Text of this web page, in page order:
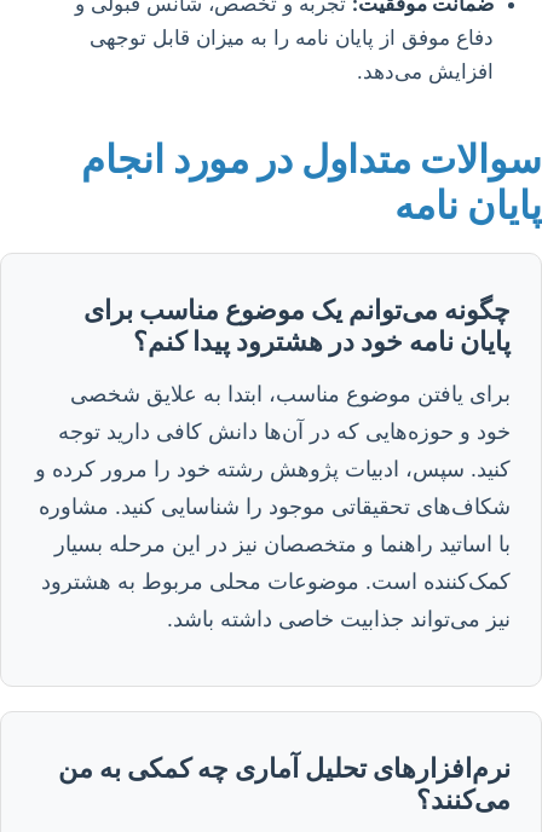
دفاع موفق از پایان نامه را به میزان قابل توجهی
افزایش می‌دهد.
سوالات متداول در مورد انجام
پایان نامه
چگونه می‌توانم یک موضوع مناسب برای
پایان نامه خود در هشترود پیدا کنم؟
برای یافتن موضوع مناسب، ابتدا به علایق شخصی
خود و حوزه‌هایی که در آن‌ها دانش کافی دارید توجه
کنید. سپس، ادبیات پژوهش رشته خود را مرور کرده و
شکاف‌های تحقیقاتی موجود را شناسایی کنید. مشاوره
با اساتید راهنما و متخصصان نیز در این مرحله بسیار
کمک‌کننده است. موضوعات محلی مربوط به هشترود
نیز می‌تواند جذابیت خاصی داشته باشد.
نرم‌افزارهای تحلیل آماری چه کمکی به من
می‌کنند؟